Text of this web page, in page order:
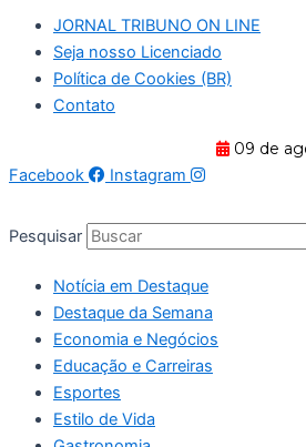
JORNAL TRIBUNO ON LINE
Seja nosso Licenciado
Política de Cookies (BR)
Contato
09 de
Facebook
Instagram
Pesquisar
Notícia em Destaque
Destaque da Semana
Economia e Negócios
Educação e Carreiras
Esportes
Estilo de Vida